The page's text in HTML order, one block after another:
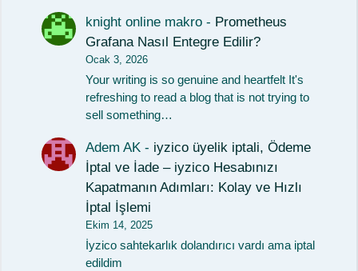
knight online makro - Prometheus
Grafana Nasıl Entegre Edilir?
Ocak 3, 2026
Your writing is so genuine and heartfelt It's
refreshing to read a blog that is not trying to
sell something…
Adem AK - iyzico üyelik iptali, Ödeme
İptal ve İade – iyzico Hesabınızı
Kapatmanın Adımları: Kolay ve Hızlı
İptal İşlemi
Ekim 14, 2025
İyzico sahtekarlık dolandırıcı vardı ama iptal
edildim